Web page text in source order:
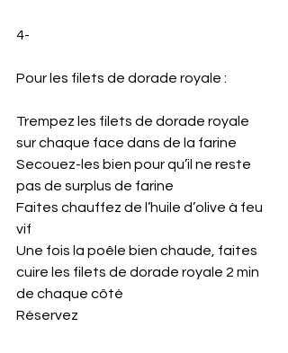
4-
Pour les filets de dorade royale :
Trempez les filets de dorade royale
sur chaque face dans de la farine
Secouez-les bien pour qu’il ne reste
pas de surplus de farine
Faites chauffez de l’huile d’olive à feu
vif
Une fois la poêle bien chaude, faites
cuire les filets de dorade royale 2 min
de chaque côté
Réservez